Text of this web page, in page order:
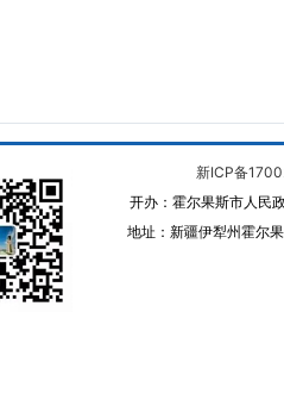
新ICP备
开办：霍尔果斯市人民
地址：新疆伊犁州霍